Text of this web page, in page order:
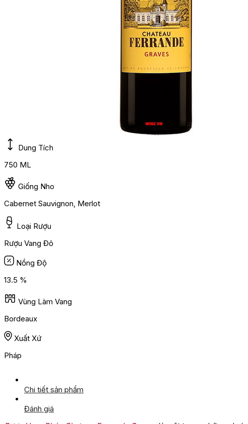
Dung Tích
750 ML
Giống Nho
Cabernet Sauvignon, Merlot
Loại Rượu
Rượu Vang Đỏ
Nồng Độ
13.5 %
Vùng Làm Vang
Bordeaux
Xuất Xứ
Pháp
Chi tiết sản phẩm
Đánh giá